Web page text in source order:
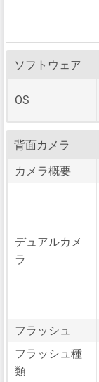
ソフトウェア
OS
背面カメラ
カメラ概要
デュアルカメ
ラ
フラッシュ
フラッシュ種
類